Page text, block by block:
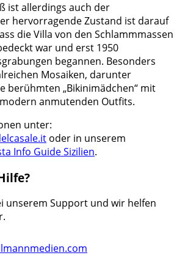
ist allerdings auch der
hervorragende Zustand ist darauf
die Villa von den Schlammmassen
war und erst 1950
begannen. Besonders
Mosaiken, darunter
berühmten „Bikinimädchen“ mit
anmutenden Outfits.
unter:
oder in unserem
Info Guide Sizilien.
unserem Support und wir helfen